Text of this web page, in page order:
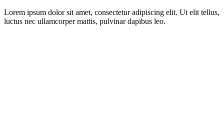
Lorem ipsum dolor sit amet, consectetur adipiscing elit. Ut elit tellus,
luctus nec ullamcorper mattis, pulvinar dapibus leo.